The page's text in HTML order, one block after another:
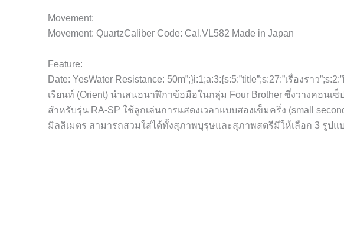
Movement:
Movement: QuartzCaliber Code: Cal.VL582 Made in Japan
Feature:
Date: YesWater Resistance: 50m”;}i:1;a:3:{s:5:”title”;s:27:”เรื่องราว
เรียนท์ (Orient) นำเสนอนาฬิกาข้อมือในกลุ่ม Four Brother ซึ่งวางคอน
สำหรับรุ่น RA-SP ใช้ลูกเล่นการแสดงเวลาแบบสองเข็มครึ่ง (small
มิลลิเมตร สามารถสวมใส่ได้ทั้งสุภาพบุรุษและสุภาพสตรีมีให้เลือก 3 รูปแ